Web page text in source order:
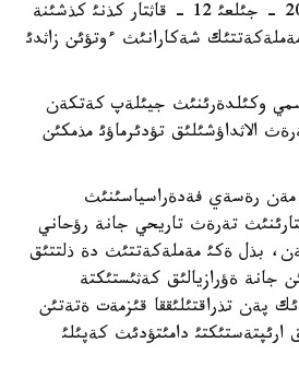
اتالعان كةلئسئمنئث 2006 - جئلعئ 12 - قاثتار كذنئ كذشئنة
شةكارانئث ءوتؤئن زاثدئ
وكئلدةرئنئث جيئلةپ كةتكةن
الاثداؤشئلئق تؤدئرماؤئ مذمكئن
مةن رةسةي فةدةراسياسئنئث
تةرةث تاريحي جانة رؤحاني
بذل ةكئ مةملةكةتتئث دة ذلتتئق
جانة ةؤرازيالئق كةثئستئكتة
پةن تذراقتئلئققا قئزمةت ةتةتئن
ارئپتةستئكتئ دامئتؤدئث كةپئلئ